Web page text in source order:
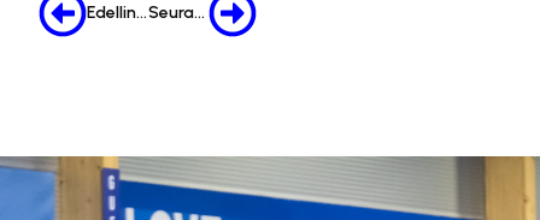
Edellinen Seuraava